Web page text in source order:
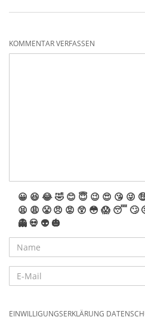
KOMMENTAR VERFASSEN
😀 😆 😂🤣 😊 😇 😉 😍 😘 😜
😫 😩 😤 😠 😡 😲 😳 😱 😴 🙄
👻 💀 👽 🎃
EINWILLIGUNGSERKLÄRUNG